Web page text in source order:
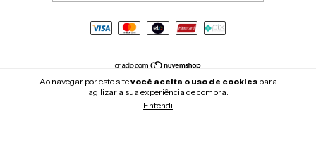
Ao navegar por este sitevocê aceita o uso de cookiespara
agilizar a sua experiência de compra.
Entendi
Copyright Luaruana - 04246367000140 - 2026. Todos os direitos reservados.